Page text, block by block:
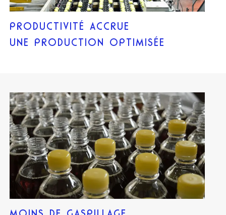
PRODUCTIVITÉ ACCRUE
UNE PRODUCTION OPTIMISÉE